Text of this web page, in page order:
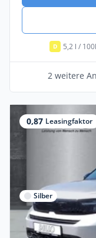
D 5,2 l /
2 weitere
0,87 Leasingfaktor
Silber
Privat